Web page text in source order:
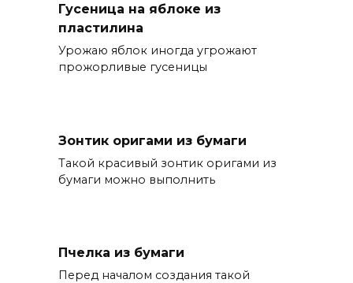
Гусеница на яблоке из
пластилина
Урожаю яблок иногда угрожают
прожорливые гусеницы
Зонтик оригами из бумаги
Такой красивый зонтик оригами из
бумаги можно выполнить
Пчелка из бумаги
Перед началом создания такой